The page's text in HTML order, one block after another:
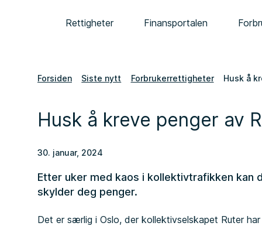
Rettigheter Finansportalen
Forsiden Siste nytt Forbrukerrettigheter Husk å
Husk å kreve penger av
30. januar, 2024
Etter uker med kaos i kollektivtrafikken kan
skylder deg penger.
Det er særlig i Oslo, der kollektivselskapet Ruter